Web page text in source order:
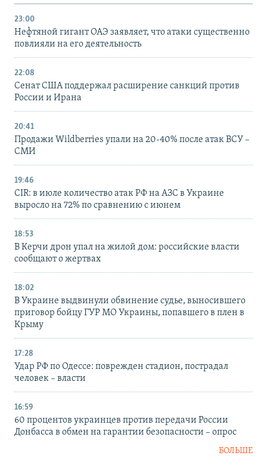
23:00
Нефтяной гигант ОАЭ заявляет, что атаки существенно
повлияли на его деятельность
22:08
Сенат США поддержал расширение санкций против
России и Ирана
20:41
Продажи Wildberries упали на 20-40% после атак ВСУ –
СМИ
19:46
CIR: в июле количество атак РФ на АЗС в Украине
выросло на 72% по сравнению с июнем
18:53
В Керчи дрон упал на жилой дом: российские власти
сообщают о жертвах
18:02
В Украине выдвинули обвинение судье, выносившего
приговор бойцу ГУР МО Украины, попавшего в плен в
Крыму
17:28
Удар РФ по Одессе: поврежден стадион, пострадал
человек – власти
16:59
60 процентов украинцев против передачи России
Донбасса в обмен на гарантии безопасности – опрос
БОЛЬШЕ